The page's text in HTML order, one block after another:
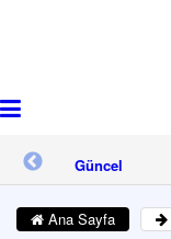
Güncel
Ana Sayfa